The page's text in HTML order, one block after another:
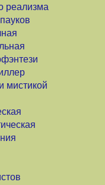
реализма
мистикой